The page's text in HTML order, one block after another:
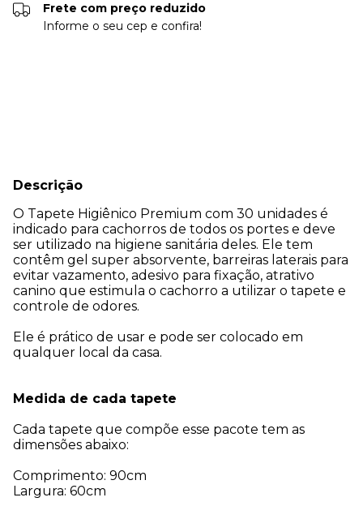
Frete com preço reduzido
Informe o seu cep e confira!
Descrição
O Tapete Higiênico Premium com 30 unidades é
indicado para cachorros de todos os portes e deve
ser utilizado na higiene sanitária deles. Ele tem
contêm gel super absorvente, barreiras laterais para
evitar vazamento, adesivo para fixação, atrativo
canino que estimula o cachorro a utilizar o tapete e
controle de odores.
Ele é prático de usar e pode ser colocado em
qualquer local da casa.
Medida de cada tapete
Cada tapete que compõe esse pacote tem as
dimensões abaixo:
Comprimento: 90cm
Largura: 60cm